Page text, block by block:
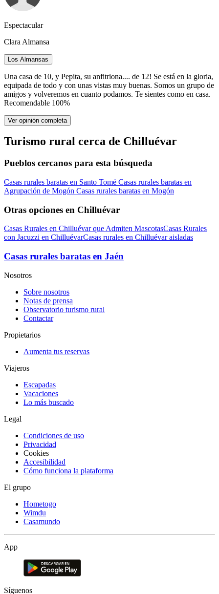
Espectacular
Clara Almansa
Los Almansas
Una casa de 10, y Pepita, su anfitriona.... de 12! Se está en la gloria,
equipada de todo y con unas vistas muy buenas. Somos un grupo de
amigos y volveremos en cuanto podamos. Te sientes como en casa.
Recomendable 100%
Ver opinión completa
Turismo rural cerca de Chilluévar
Pueblos cercanos para esta búsqueda
Casas rurales baratas en Santo Tomé Casas rurales baratas en
Agrupación de Mogón Casas rurales baratas en Mogón
Otras opciones en Chilluévar
Casas Rurales en Chilluévar que Admiten MascotasCasas Rurales
con Jacuzzi en ChilluévarCasas rurales en Chilluévar aisladas
Casas rurales baratas en Jaén
Nosotros
Sobre nosotros
Notas de prensa
Observatorio turismo rural
Contactar
Propietarios
Aumenta tus reservas
Viajeros
Escapadas
Vacaciones
Lo más buscado
Legal
Condiciones de uso
Privacidad
Cookies
Accesibilidad
Cómo funciona la plataforma
El grupo
Hometogo
Wimdu
Casamundo
App
Síguenos